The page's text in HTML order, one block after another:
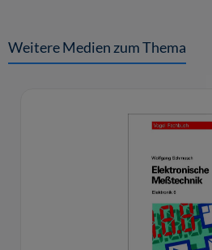
Weitere Medien zum Thema